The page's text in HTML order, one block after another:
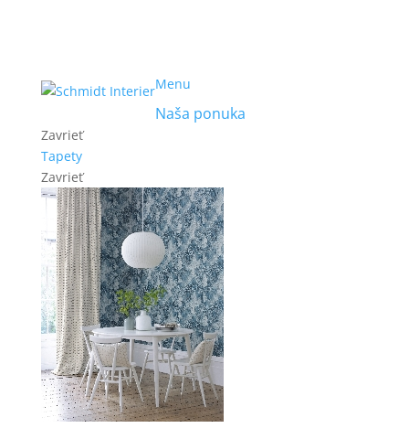
Menu
Naša ponuka
Zavrieť
Tapety
Zavrieť